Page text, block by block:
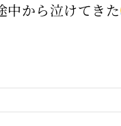
中から泣けてきた